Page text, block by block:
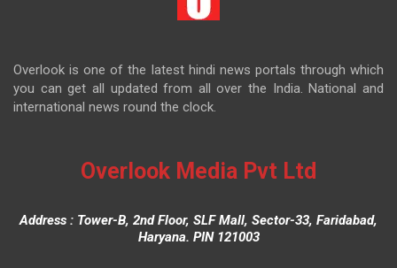
Overlook is one of the latest hindi news portals through which
you can get all updated from all over the India. National and
international news round the clock.
Overlook Media Pvt Ltd
Address : Tower-B, 2nd Floor, SLF Mall, Sector-33, Faridabad,
Haryana. PIN 121003